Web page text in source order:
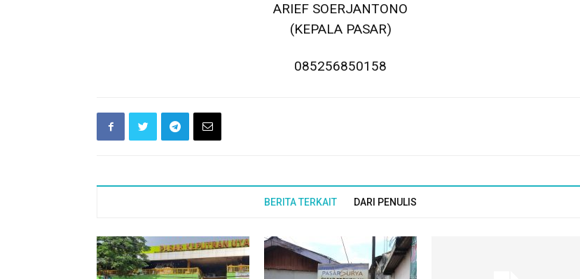
ARIEF SOERJANTONO
(KEPALA PASAR)
085256850158
BERITA TERKAIT DARI PENULIS